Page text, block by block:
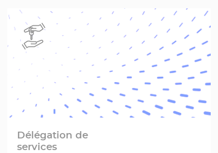
Délégation de
services